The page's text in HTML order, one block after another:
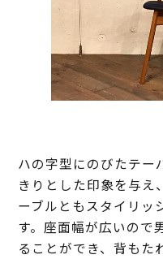
ハの字型にのびたテー
きりとした印象を与え
ーブルともスタイリッ
す。座面幅が広いので
ることができ、背もた